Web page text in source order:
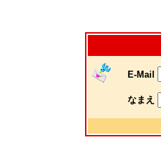
E-Mail
なまえ